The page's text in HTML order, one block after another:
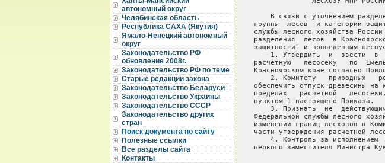
автономный округ
Челябинская область
Республика САХА (Якутия)
Ямало-Ненецкий автономный
округ
Законодательство РФ
обновление 2008г.
Законодательство РФ по теме
Старые редакции закона
Законодательство Беларуси
Законодательство Украины
Законодательство СССР
Законодательство других
стран
Поиск документа по сайту
Полезные ссылки
Все разделы сайта
Контакты